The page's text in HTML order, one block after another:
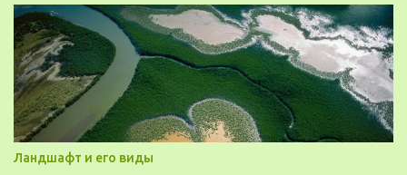
и
Ландшафт и его виды